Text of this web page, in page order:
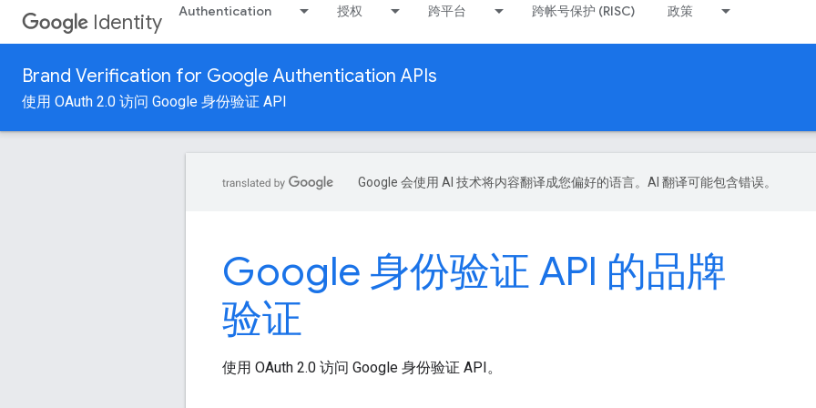
Identity Authentication 授权 跨平台 跨帐号保护 (RISC) 政策
Brand Verification for Google Authentication APIs
使用 OAuth 2.0 访问 Google 身份验证 API
Google 会使用 AI 技术将内容翻译成您偏好的语言。AI 翻译可能包含错误。
Google 身份验证 API 的品牌
验证
使用 OAuth 2.0 访问 Google 身份验证 API。